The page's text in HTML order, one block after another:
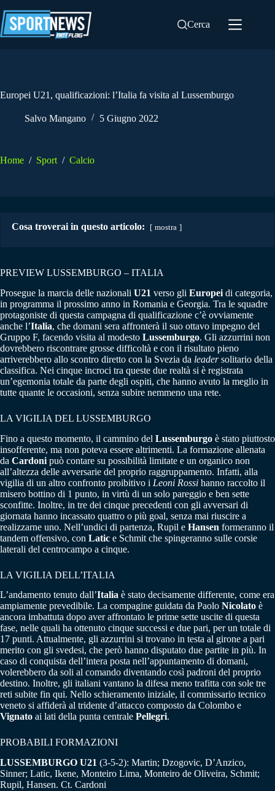
al
contenuto
Cerca
Europei U21, qualificazioni: l’Italia fa visita al Lussemburgo
Salvo Mangano 5 Giugno 2022
Home / Sport / Calcio
Cosa troverai in questo articolo: mostra
PREVIEW LUSSEMBURGO – ITALIA
Prosegue la marcia delle nazionali U21 verso gli Europei di categoria,
in programma il prossimo anno in Romania e Georgia. Tra le squadre
protagoniste di questa campagna di qualificazione c’è ovviamente
anche l’Italia, che domani sera affronterà il suo ottavo impegno del
Gruppo F, facendo visita al modesto Lussemburgo. Gli azzurrini non
dovrebbero riscontrare grosse difficoltà e con il risultato pieno
arriverebbero allo scontro diretto con la Svezia da leadersolitario della
classifica. Nei cinque incroci tra queste due realtà si è registrata
un’egemonia totale da parte degli ospiti, che hanno avuto la meglio in
tutte quante le occasioni, senza subire nemmeno una rete.
LA VIGILIA DEL LUSSEMBURGO
Fino a questo momento, il cammino del Lussemburgo è stato piuttosto
insofferente, ma non poteva essere altrimenti. La formazione allenata
da Cardoni può contare su possibilità limitate e un organico non
all’altezza delle avversarie del proprio raggruppamento. Infatti, alla
vigilia di un altro confronto proibitivo i Leoni Rossi hanno raccolto il
misero bottino di 1 punto, in virtù di un solo pareggio e ben sette
sconfitte. Inoltre, in tre dei cinque precedenti con gli avversari di
giornata hanno incassato quattro o più goal, senza mai riuscire a
realizzarne uno. Nell’undici di partenza, Rupil e Hansen formeranno il
tandem offensivo, con Latic e Schmit che spingeranno sulle corsie
laterali del centrocampo a cinque.
LA VIGILIA DELL’ITALIA
L’andamento tenuto dall’Italia è stato decisamente differente, come era
ampiamente prevedibile. La compagine guidata da Paolo Nicolato è
ancora imbattuta dopo aver affrontato le prime sette uscite di questa
fase, nelle quali ha ottenuto cinque successi e due pari, per un totale di
17 punti. Attualmente, gli azzurrini si trovano in testa al girone a pari
merito con gli svedesi, che però hanno disputato due partite in più. In
caso di conquista dell’intera posta nell’appuntamento di domani,
volerebbero da soli al comando diventando così padroni del proprio
destino. Inoltre, gli italiani vantano la difesa meno trafitta con sole tre
reti subite fin qui. Nello schieramento iniziale, il commissario tecnico
veneto si affiderà al tridente d’attacco composto da Colombo e
Vignato ai lati della punta centrale Pellegri.
PROBABILI FORMAZIONI
LUSSEMBURGO U21 (3-5-2): Martin; Dzogovic, D’Anzico,
Sinner; Latic, Ikene, Monteiro Lima, Monteiro de Oliveira, Schmit;
Rupil, Hansen. Ct. Cardoni